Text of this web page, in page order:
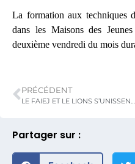
Partager sur :
La formation aux techniques
dans les Maisons des
deuxième vendredi du mois
PRÉCÉDENT
LE FAIEJ ET LE LIONS S’UNISSENT POUR L’EPANOUISSEMENT DES JEUNES TOGOLAIS